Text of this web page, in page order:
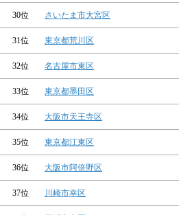
30位 さいたま市大宮区
31位 東京都荒川区
32位 名古屋市東区
33位 東京都墨田区
34位 大阪市天王寺区
35位 東京都江東区
36位 大阪市阿倍野区
37位 川崎市幸区